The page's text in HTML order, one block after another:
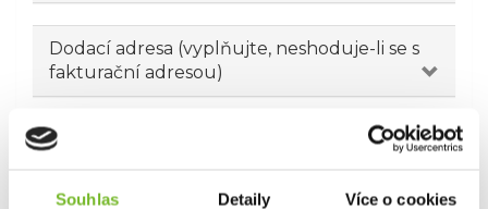
Souhlas Detaily Více o cookies
Dodací adresa (vyplňujte, neshoduje-li se s
fakturační adresou)
Novinky emailem
Ano, chci dostávat emailem novinky.